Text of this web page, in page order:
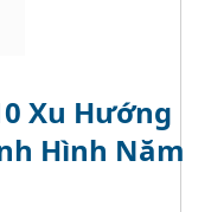
Xu Hướng
Hình Năm